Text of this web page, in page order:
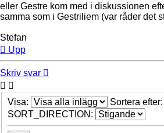
eller Gestre kom med i diskussionen
samma som i Gestriliem (var råder det
Stefan
Upp
Skriv svar
Visa:
Sortera efter:
SORT_DIRECTION: